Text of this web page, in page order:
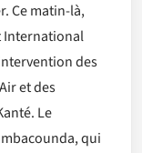
Ce matin-là,
International
des
et des
Le
qui